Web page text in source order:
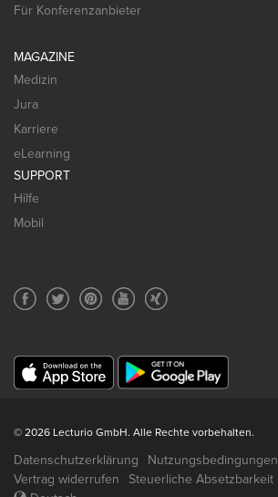
Für Konferenzanbieter
MAGAZINE
Medizin
Jura
Karriere
eLearning
SUPPORT
Hilfe
Mobil
© 2026 Lecturio GmbH. Alle Rechte vorbehalten.
Datenschutzerklärung Nutzungsbedingungen
Vertrag widerrufen
Steuerliche Absetzbarkeit